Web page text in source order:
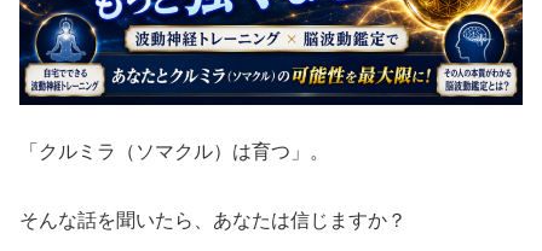
「クルミラ（ソマクル）は育つ」。
そんな話を聞いたら、あなたは信じますか？